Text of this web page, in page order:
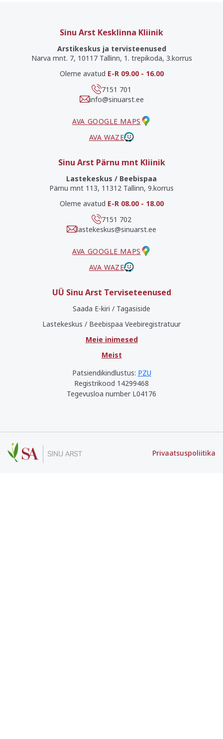
Sinu Arst Kesklinna Kliinik
Arstikeskus ja tervisteenused
Narva mnt. 7, 10117 Tallinn, 1. trepikoda, 3.korrus
Oleme avatud E-R 09.00 - 16.00
7151 701
info@sinuarst.ee
AVA GOOGLE MAPS
AVA WAZE
Sinu Arst Pärnu mnt Kliinik
Lastekeskus / Beebispaa
Pärnu mnt 113, 11312 Tallinn, 9.korrus
Oleme avatud E-R 08.00 - 18.00
7151 702
lastekeskus@sinuarst.ee
AVA GOOGLE MAPS
AVA WAZE
UÜ Sinu Arst Terviseteenused
Saada E-kiri / Tagasiside
Lastekeskus / Beebispaa Veebiregistratuur
Meie inimesed
Meist
Patsiendikindlustus: PZU
Registrikood 14299468
Tegevusloa number L04176
Privaatsuspoliitika